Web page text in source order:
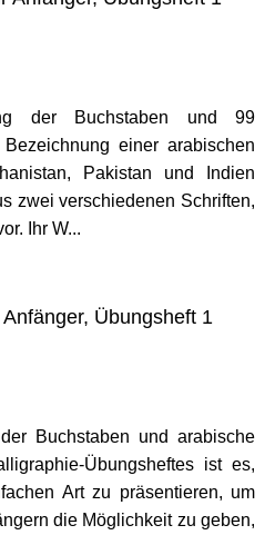
der Buchstaben und 99
einer arabischen
Pakistan und Indien
zwei verschiedenen Schriften,
Ihr W...
Übungsheft 1
Buchstaben und arabische
Übungsheftes ist es,
Art zu präsentieren, um
die Möglichkeit zu geben,